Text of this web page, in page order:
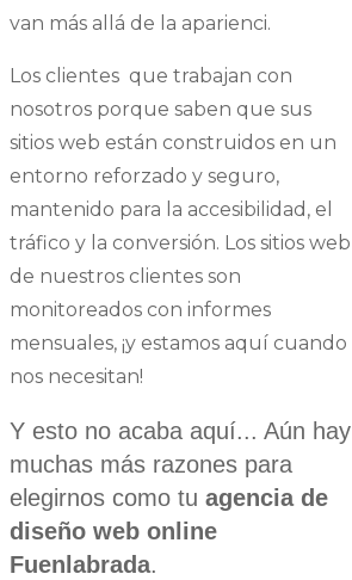
van más allá de la aparienci.
Los clientes que trabajan con
nosotros porque saben que sus
sitios web están construidos en un
entorno reforzado y seguro,
mantenido para la accesibilidad, el
tráfico y la conversión. Los sitios web
de nuestros clientes son
monitoreados con informes
mensuales, ¡y estamos aquí cuando
nos necesitan!
Y esto no acaba aquí... Aún hay
muchas más razones para
elegirnos como tu agencia de
diseño web online
Fuenlabrada.